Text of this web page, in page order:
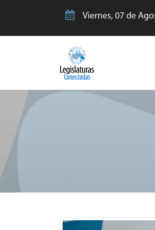
Viernes, 07 de